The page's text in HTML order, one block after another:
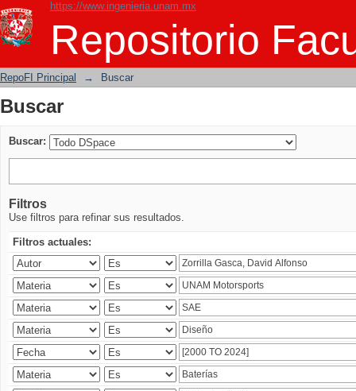
https://www.ingenieria.unam.mx
Repositorio
Buscar
RepoFI Principal → Buscar
Buscar
Buscar:
Filtros
Use filtros para refinar sus resultados.
Filtros actuales: